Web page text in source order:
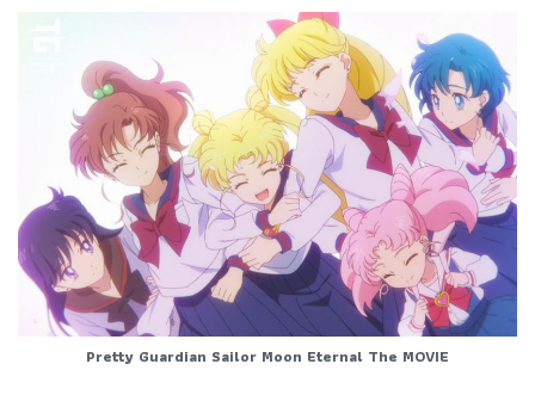
Pretty Guardian Sailor Moon Eternal The MOVIE